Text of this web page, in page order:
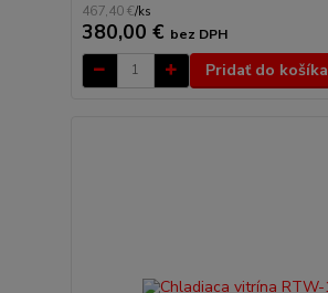
467,40 €/ks
380,00 € bez DPH
Pridať do košíka